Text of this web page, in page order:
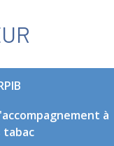
à
tabac
mot de passe